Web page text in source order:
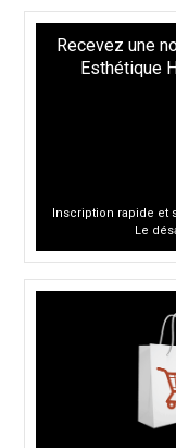
Recevez une
Esthétique
Inscription rapide et
Le